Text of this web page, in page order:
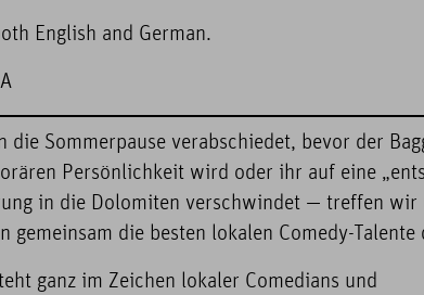
English and German.
die Sommerpause verabschiedet, bevor der
Persönlichkeit wird oder ihr auf eine
in die Dolomiten verschwindet — treffen wir
gemeinsam die besten lokalen Comedy-Talente
ganz im Zeichen lokaler Comedians und